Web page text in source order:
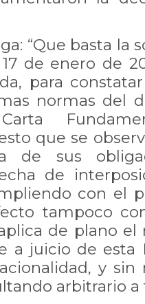
“Que basta la
de enero de
para
normas del
que se
de sus
de
con el
tampoco
de plano el
a juicio de esta
y
arbitrario a